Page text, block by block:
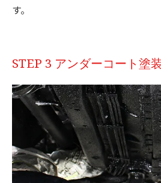
す。
STEP 3 アンダーコート塗